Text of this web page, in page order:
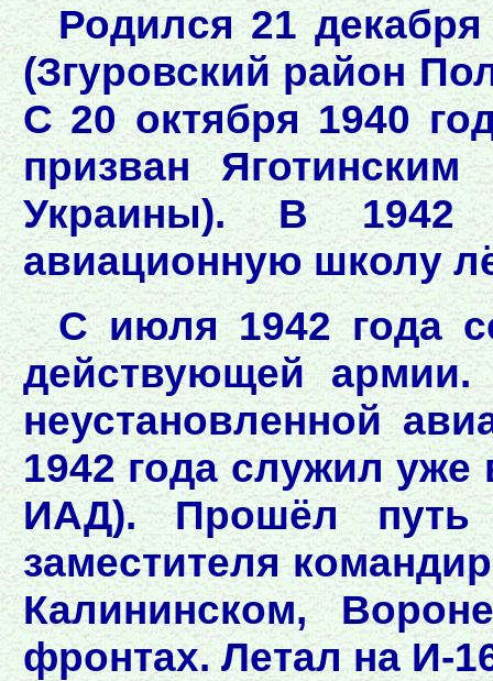
Родился 21
(Згуровский район
С 20 октября 1940
призван
Украины). В 1942
авиационную школу
С июля 1942 года
действующей армии.
неустановленной
1942 года служил уже
ИАД). Прошёл путь
заместителя
Калининском,
фронтах. Летал на И-